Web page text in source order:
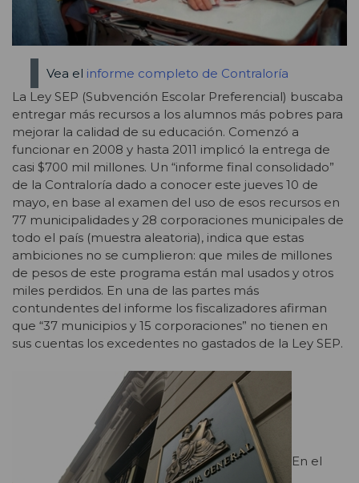
Vea el informe completo de Contraloría
La Ley SEP (Subvención Escolar Preferencial) buscaba
entregar más recursos a los alumnos más pobres para
mejorar la calidad de su educación. Comenzó a
funcionar en 2008 y hasta 2011 implicó la entrega de
casi $700 mil millones. Un “informe final consolidado”
de la Contraloría dado a conocer este jueves 10 de
mayo, en base al examen del uso de esos recursos en
77 municipalidades y 28 corporaciones municipales de
todo el país (muestra aleatoria), indica que estas
ambiciones no se cumplieron: que miles de millones
de pesos de este programa están mal usados y otros
miles perdidos. En una de las partes más
contundentes del informe los fiscalizadores afirman
que “37 municipios y 15 corporaciones” no tienen en
sus cuentas los excedentes no gastados de la Ley SEP.
En el